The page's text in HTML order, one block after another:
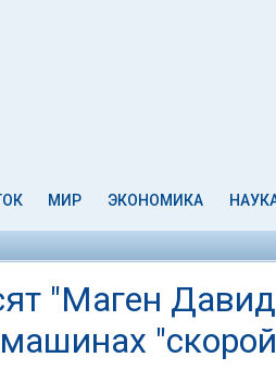
МИР ЭКОНОМИКА
"Маген